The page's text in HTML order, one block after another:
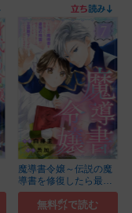
魔導書令嬢～伝説の魔
導書を修復したら最
強...(7)
無料㌽で読む